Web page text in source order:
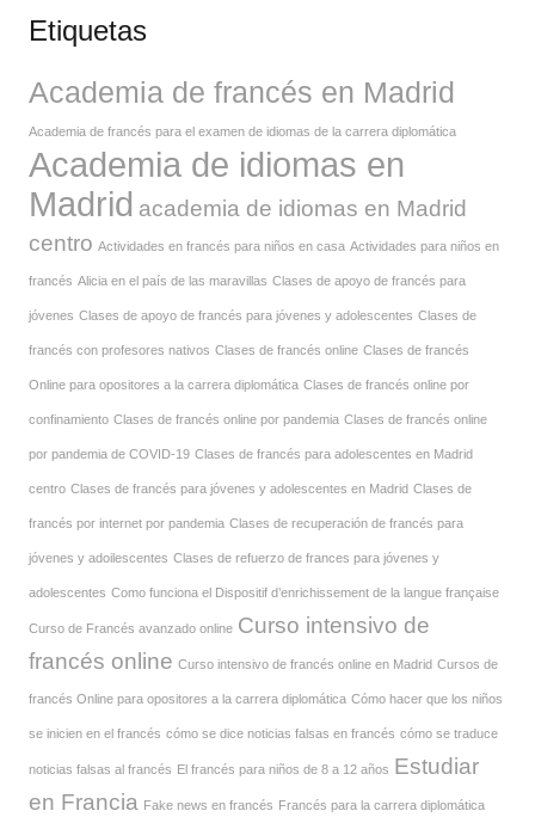
Etiquetas
Academia de francés en Madrid
Academia de francés para el examen de idiomas de la carrera diplomática
Academia de idiomas en
Madrid academia de idiomas en Madrid
centro Actividades en francés para niños en casa Actividades para niños en
francés Alicia en el país de las maravillas Clases de apoyo de francés para
jóvenes Clases de apoyo de francés para jóvenes y adolescentes Clases de
francés con profesores nativos Clases de francés online Clases de francés
Online para opositores a la carrera diplomática Clases de francés online por
confinamiento Clases de francés online por pandemia Clases de francés online
por pandemia de COVID-19 Clases de francés para adolescentes en Madrid
centro Clases de francés para jóvenes y adolescentes en Madrid Clases de
francés por internet por pandemia Clases de recuperación de francés para
jóvenes y adoilescentes Clases de refuerzo de frances para jóvenes y
adolescentes Como funciona el Dispositif d’enrichissement de la langue française
Curso de Francés avanzado online Curso intensivo de
francés online Curso intensivo de francés online en Madrid Cursos de
francés Online para opositores a la carrera diplomática Cómo hacer que los niños
se inicien en el francés cómo se dice noticias falsas en francés cómo se traduce
noticias falsas al francés El francés para niños de 8 a 12 años Estudiar
en Francia Fake news en francés Francés para la carrera diplomática